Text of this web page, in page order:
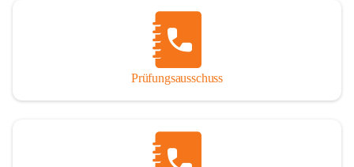
Prüfungsausschuss